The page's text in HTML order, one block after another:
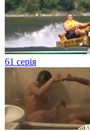
61 серія